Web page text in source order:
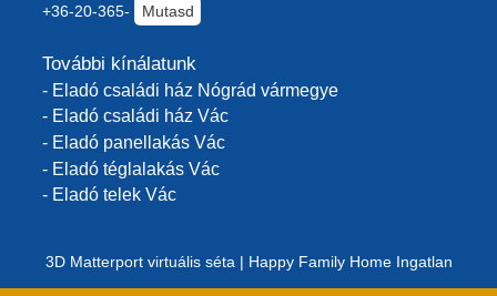
+36-20-365-
Mutasd
További kínálatunk
- Eladó családi ház Nógrád vármegye
- Eladó családi ház Vác
- Eladó panellakás Vác
- Eladó téglalakás Vác
- Eladó telek Vác
3D Matterport virtuális séta | Happy Family Home Ingatlan